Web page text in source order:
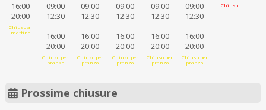
16:00
20:00
Chiuso al
mattino
09:00
12:30
-
16:00
20:00
Chiuso per
pranzo
09:00
12:30
-
16:00
20:00
Chiuso per
pranzo
09:00
12:30
-
16:00
20:00
Chiuso per
pranzo
09:00
12:30
-
16:00
20:00
Chiuso per
pranzo
09:00
12:30
-
16:00
20:00
Chiuso per
pranzo
Chiuso
Prossime chiusure